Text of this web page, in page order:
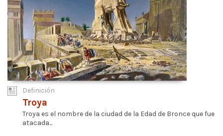
Definición
Troya
Troya es el nombre de la ciudad de la Edad de Bronce que fue
atacada...